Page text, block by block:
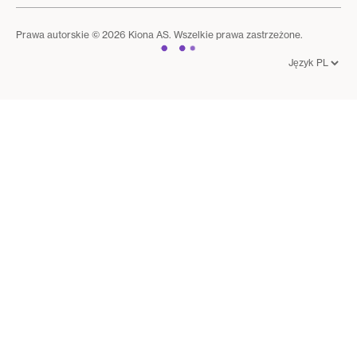
Prawa autorskie © 2026 Kiona AS. Wszelkie prawa zastrzeżone.